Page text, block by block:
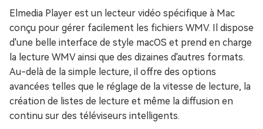
Elmedia Player est un lecteur vidéo spécifique à Mac
conçu pour gérer facilement les fichiers WMV. Il dispose
d'une belle interface de style macOS et prend en charge
la lecture WMV ainsi que des dizaines d'autres formats.
Au-delà de la simple lecture, il offre des options
avancées telles que le réglage de la vitesse de lecture, la
création de listes de lecture et même la diffusion en
continu sur des téléviseurs intelligents.